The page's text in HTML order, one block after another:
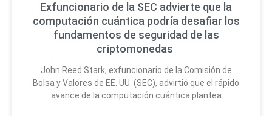
Exfuncionario de la SEC advierte que la
computación cuántica podría desafiar los
fundamentos de seguridad de las
criptomonedas
John Reed Stark, exfuncionario de la Comisión de
Bolsa y Valores de EE. UU. (SEC), advirtió que el rápido
avance de la computación cuántica plantea